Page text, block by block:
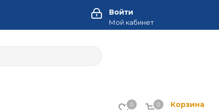
Войти
Мой кабинет
0 Корзина
0